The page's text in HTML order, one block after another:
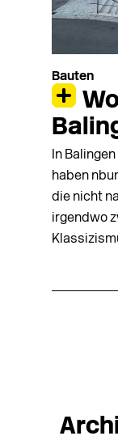
Bauten
In
haben
die nicht
irgendwo